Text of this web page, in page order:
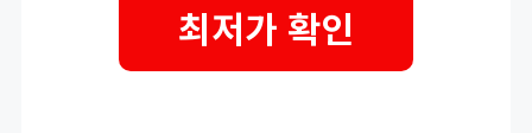
최저가 확인